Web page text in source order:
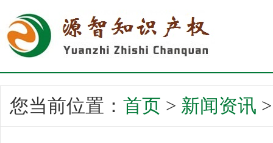
您当前位置： 首页 > 新闻资讯